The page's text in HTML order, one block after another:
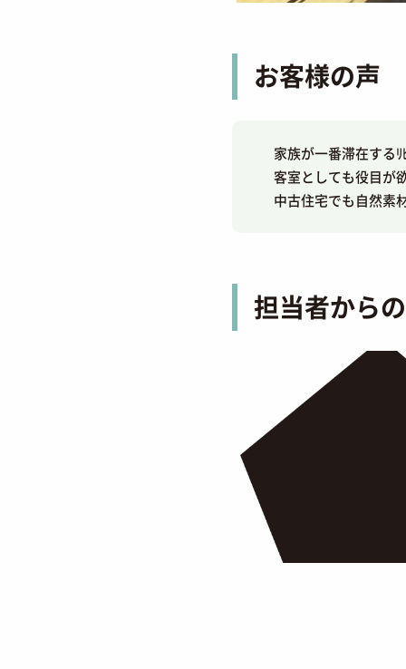
お客様の声
家族が一番滞在する
客室としても役目が
中古住宅でも自然素
担当者から